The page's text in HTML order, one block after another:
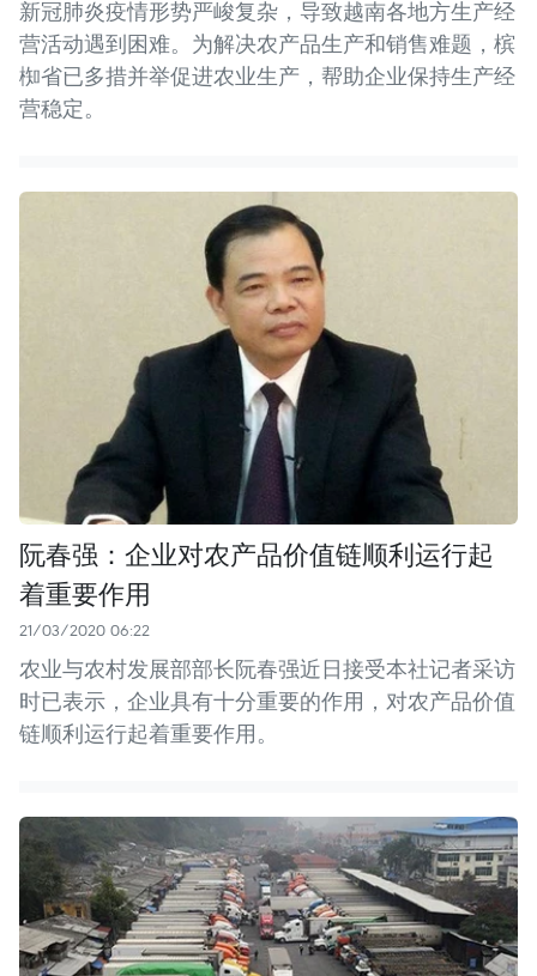
新冠肺炎疫情形势严峻复杂，导致越南各地方生产经
营活动遇到困难。为解决农产品生产和销售难题，槟
椥省已多措并举促进农业生产，帮助企业保持生产经
营稳定。
阮春强：企业对农产品价值链顺利运行起
着重要作用
21/03/2020 06:22
农业与农村发展部部长阮春强近日接受本社记者采访
时已表示，企业具有十分重要的作用，对农产品价值
链顺利运行起着重要作用。